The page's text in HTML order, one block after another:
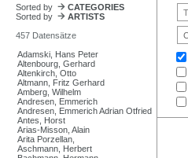
Sorted by
CATEGORIES
Sorted by
ARTISTS
457 Datensätze
Adamski, Hans Peter
Altenbourg, Gerhard
Altenkirch, Otto
Altmann, Fritz Gerhard
Amberg, Wilhelm
Andresen, Emmerich
Andresen, Emmerich Adrian Otfried
Antes, Horst
Arias-Misson, Alain
Arita Porzellan,
Aschmann, Herbert